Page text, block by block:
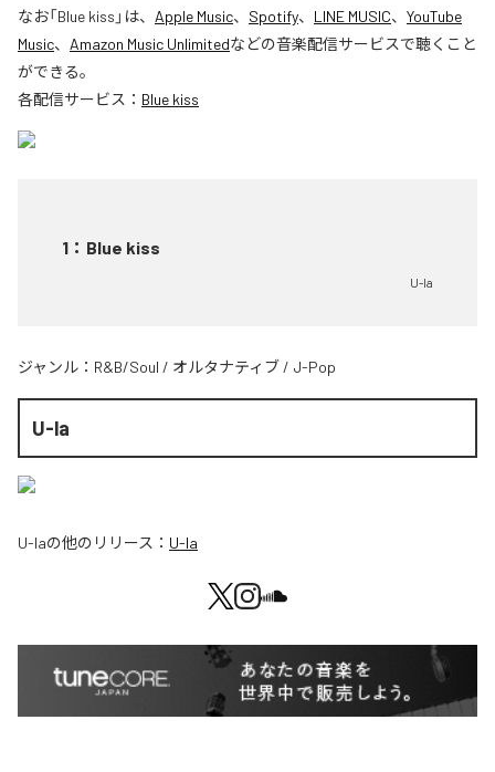
なお「Blue kiss 」は、 Apple Music、 Spotify、 LINE MUSIC、 YouTube
Music、 Amazon Music Unlimitedなどの音楽配信サービスで聴くこと
ができる。
各配信サービス： Blue kiss
1 ： Blue kiss
U-la
ジャンル： R&B/Soul / オルタナティブ / J-Pop
U-la
U-laの他のリリース： U-la